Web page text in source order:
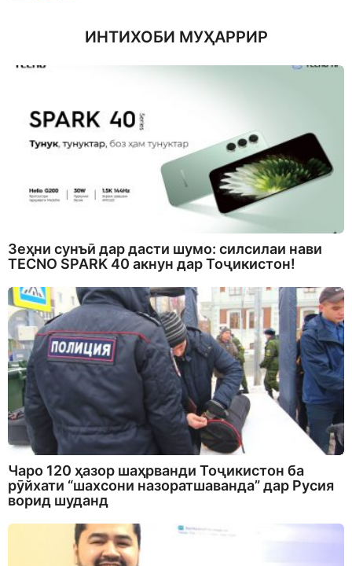
ИНТИХОБИ МУҲАРРИР
Зеҳни сунъӣ дар дасти шумо: силсилаи нави
TECNO SPARK 40 акнун дар Тоҷикистон!
Чаро 120 ҳазор шаҳрванди Тоҷикистон ба
рӯйхати “шахсони назоратшаванда” дар Русия
ворид шуданд